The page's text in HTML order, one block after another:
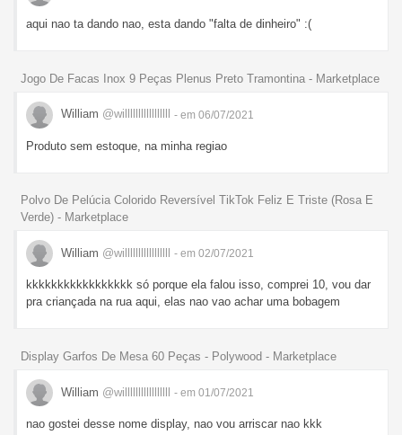
aqui nao ta dando nao, esta dando "falta de dinheiro" :(
Jogo De Facas Inox 9 Peças Plenus Preto Tramontina - Marketplace
William @willlllllllllllllll - em 06/07/2021
Produto sem estoque, na minha regiao
Polvo De Pelúcia Colorido Reversível TikTok Feliz E Triste (Rosa E
Verde) - Marketplace
William @willlllllllllllllll - em 02/07/2021
kkkkkkkkkkkkkkkkk só porque ela falou isso, comprei 10, vou dar
pra criançada na rua aqui, elas nao vao achar uma bobagem
Display Garfos De Mesa 60 Peças - Polywood - Marketplace
William @willlllllllllllllll - em 01/07/2021
nao gostei desse nome display, nao vou arriscar nao kkk